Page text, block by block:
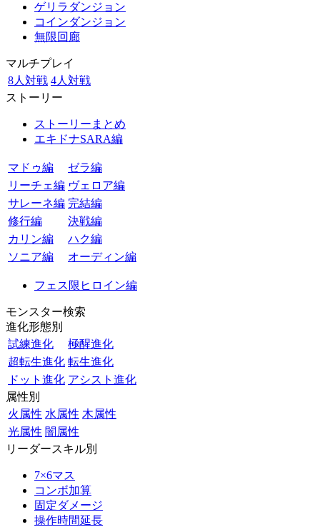
ゲリラダンジョン
コインダンジョン
無限回廊
マルチプレイ
8人対戦 4人対戦
ストーリー
ストーリーまとめ
エキドナSARA編
マドゥ編
ゼラ編
リーチェ編 ヴェロア編
サレーネ編 完結編
修行編
決戦編
カリン編
ハク編
ソニア編
オーディン編
フェス限ヒロイン編
モンスター検索
進化形態別
試練進化
極醒進化
超転生進化 転生進化
ドット進化 アシスト進化
属性別
火属性 水属性 木属性
光属性 闇属性
リーダースキル別
7×6マス
コンボ加算
固定ダメージ
操作時間延長